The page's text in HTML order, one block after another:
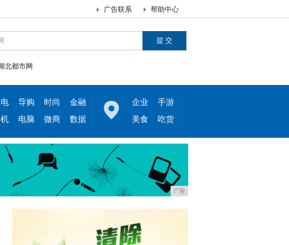
帮助中心
广告联系
北都市网
导购 时尚
金融
电脑 微商 数据
企业
手游
美食
吃货
广告